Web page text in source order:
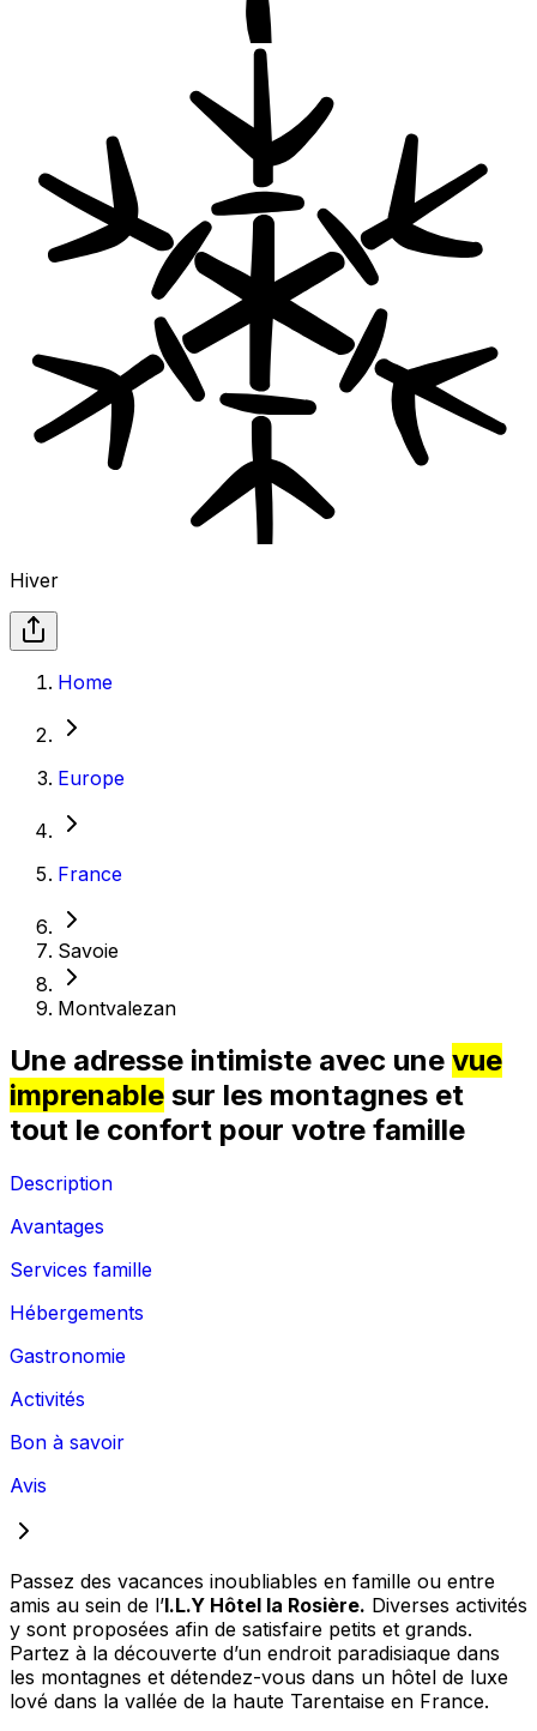
Hiver
Home
Europe
France
Savoie
Montvalezan
Une adresse intimiste avec une vue
imprenable sur les montagnes et
tout le confort pour votre famille
Description
Avantages
Services famille
Hébergements
Gastronomie
Activités
Bon à savoir
Avis
Passez des vacances inoubliables en famille ou entre
amis au sein de l’I.L.Y Hôtel la Rosière. Diverses activités
y sont proposées afin de satisfaire petits et grands.
Partez à la découverte d’un endroit paradisiaque dans
les montagnes et détendez-vous dans un hôtel de luxe
lové dans la vallée de la haute Tarentaise en France.